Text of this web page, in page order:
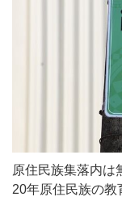
原住民族集落内は
20年原住民族の教